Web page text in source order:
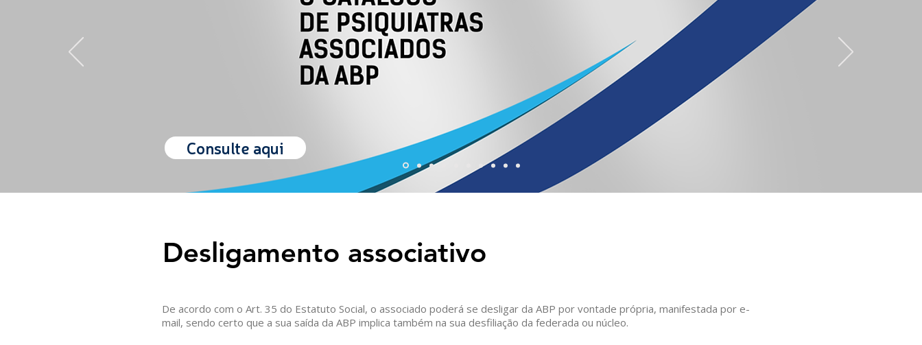
Consulte aqui
Desligamento associativo
De acordo com o Art. 35 do Estatuto Social, o associado poderá se desligar da ABP por vontade própria, manifestada por e-
mail, sendo certo que a sua saída da ABP implica também na sua desfiliação da federada ou núcleo.